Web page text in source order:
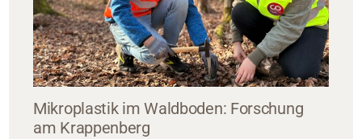
Mikroplastik im Waldboden: Forschung
am Krappenberg